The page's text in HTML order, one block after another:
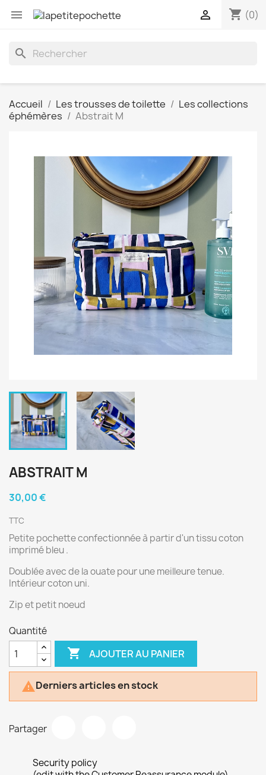
 shopping_cart (0)

search
Accueil Les trousses de toilette
Les collections
éphémères
Abstrait M
ABSTRAIT M
30,00 €
TTC
Petite pochette confectionnée à partir d'un tissu coton
imprimé bleu .
Doublée avec de la ouate pour une meilleure tenue.
Intérieur coton uni.
Zip et petit noeud
Quantité
 AJOUTER AU PANIER
Derniers articles en stock
Partager
Security policy